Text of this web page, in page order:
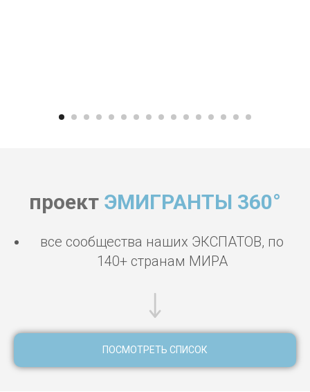
проект ЭМИГРАНТЫ 360°
все сообщества наших ЭКСПАТОВ, по
140+ странам МИРА
ПОСМОТРЕТЬ СПИСОК